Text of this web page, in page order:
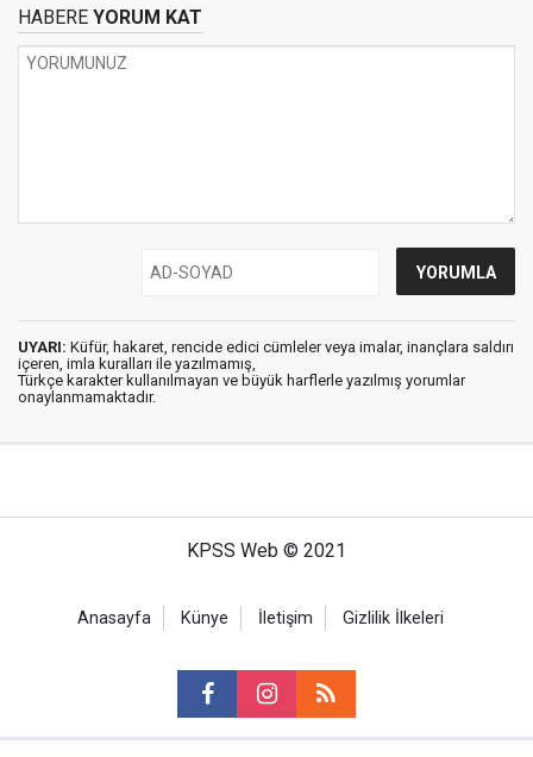
HABERE YORUM KAT
UYARI: Küfür, hakaret, rencide edici cümleler veya imalar, inançlara saldırı
içeren, imla kuralları ile yazılmamış,
Türkçe karakter kullanılmayan ve büyük harflerle yazılmış yorumlar
onaylanmamaktadır.
KPSS Web © 2021
Anasayfa Künye İletişim Gizlilik İlkeleri